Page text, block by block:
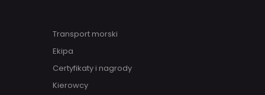
Transport morski
Ekipa
Certyfikaty i nagrody
Kierowcy